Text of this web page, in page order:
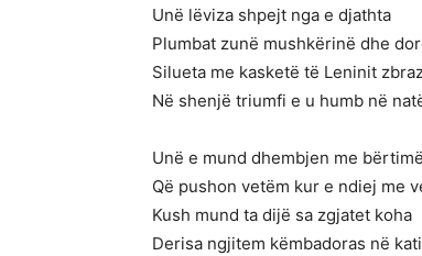
Unë lëviza shpejt nga e djathta
Plumbat zunë mushkërinë dhe
Silueta me kasketë të Leninit
Në shenjë triumfi e u humb në
Unë e mund dhembjen me
Që pushon vetëm kur e ndiej me
Kush mund ta dijë sa zgjatet koha
Derisa ngjitem këmbadoras në